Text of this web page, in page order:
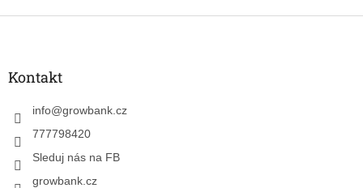
Z
Kontakt
info@growbank.cz
777798420
Sleduj nás na FB
growbank.cz